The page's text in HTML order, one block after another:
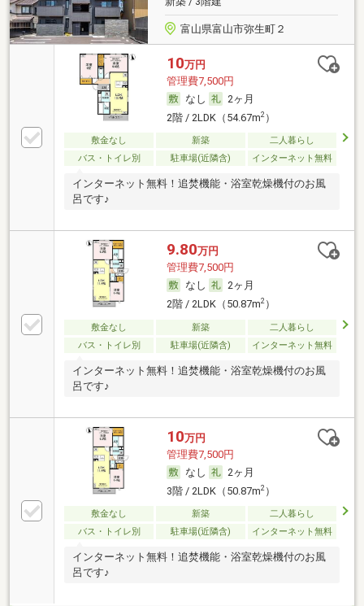
富山県富山市弥生町２
10万円
管理費7,500円
なし
2ヶ月
2階 / 2LDK（54.67m2）
敷金なし 新築
二人暮らし
バス・トイレ別
駐車場(近隣含) インターネット無料
インターネット無料！追焚機能・浴室乾燥機付のお風
呂です♪
9.80万円
管理費7,500円
なし
2ヶ月
2階 / 2LDK（50.87m2）
敷金なし 新築
二人暮らし
バス・トイレ別
駐車場(近隣含) インターネット無料
インターネット無料！追焚機能・浴室乾燥機付のお風
呂です♪
10万円
管理費7,500円
なし
2ヶ月
3階 / 2LDK（50.87m2）
敷金なし 新築
二人暮らし
バス・トイレ別
駐車場(近隣含) インターネット無料
インターネット無料！追焚機能・浴室乾燥機付のお風
呂です♪